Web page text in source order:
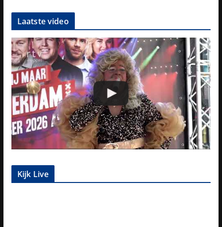
Laatste video
Kijk Live